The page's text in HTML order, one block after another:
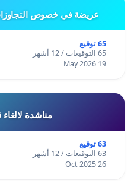
عريضة في خصوص
65 توقيع
65 التوقيعات / 12 أشهر
19 May 2026
مناشدة
63 توقيع
63 التوقيعات / 12 أشهر
26 Oct 2025